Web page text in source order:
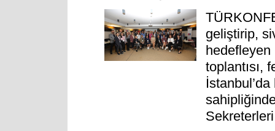
geliştirip,
hedefleyen
toplantısı,